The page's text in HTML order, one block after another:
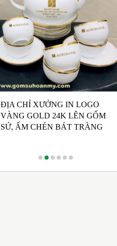
ĐỊA CHỈ XƯỞNG IN LOGO
VÀNG GOLD 24K LÊN GỐM
SỨ, ẤM CHÉN BÁT TRÀNG